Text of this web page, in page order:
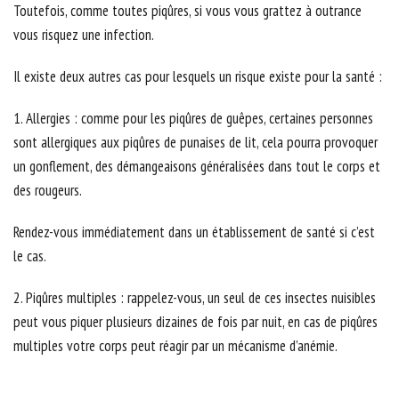
Toutefois, comme toutes piqûres, si vous vous grattez à outrance
vous risquez une infection.
Il existe deux autres cas pour lesquels un risque existe pour la santé :
1. Allergies : comme pour les piqûres de guêpes, certaines personnes
sont allergiques aux piqûres de punaises de lit, cela pourra provoquer
un gonflement, des démangeaisons généralisées dans tout le corps et
des rougeurs.
Rendez-vous immédiatement dans un établissement de santé si c’est
le cas.
2. Piqûres multiples : rappelez-vous, un seul de ces insectes nuisibles
peut vous piquer plusieurs dizaines de fois par nuit, en cas de piqûres
multiples votre corps peut réagir par un mécanisme d’anémie.